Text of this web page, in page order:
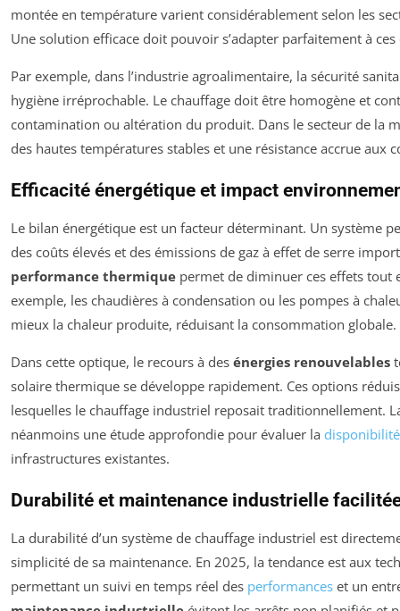
montée en température varient considérablement selon les
Une solution efficace doit pouvoir s’adapter parfaitement à ces
Par exemple, dans l’industrie agroalimentaire, la sécurité
hygiène irréprochable. Le chauffage doit être homogène et
contamination ou altération du produit. Dans le secteur de la
des hautes températures stables et une résistance accrue aux
Efficacité énergétique et impact
Le bilan énergétique est un facteur déterminant. Un système
des coûts élevés et des émissions de gaz à effet de serre
performance thermique permet de diminuer ces effets tout
exemple, les chaudières à condensation ou les pompes à
mieux la chaleur produite, réduisant la consommation globale.
Dans cette optique, le recours à des énergies renouvelables
solaire thermique se développe rapidement. Ces options
lesquelles le chauffage industriel reposait traditionnellement.
néanmoins une étude approfondie pour évaluer la disponibilité
infrastructures existantes.
Durabilité et maintenance industrielle
La durabilité d’un système de chauffage industriel est
simplicité de sa maintenance. En 2025, la tendance est aux
permettant un suivi en temps réel des performances et un